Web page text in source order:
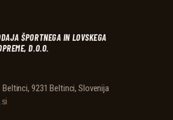
ŠPORTNEGA IN LOVSKEGA
D.O.O.
9231 Beltinci, Slovenija